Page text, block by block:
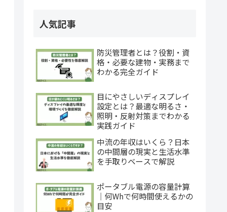
人気記事
防災管理者とは？役割・資
格・必要な建物・実務まで
わかる完全ガイド
目にやさしいディスプレイ
設定とは？最適な明るさ・
照明・反射対策までわかる
実践ガイド
中流の年収はいくら？日本
の中間層の現実と生活水準
を手取りベースで解説
ポータブル電源の容量計算
｜何Whで何時間使えるかの
目安